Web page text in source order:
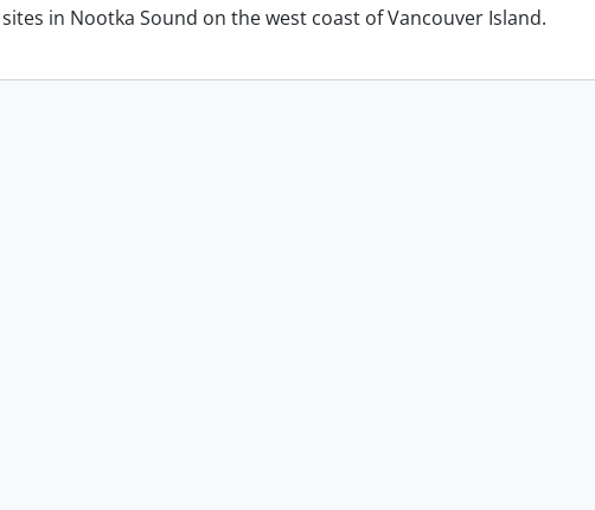
in Nootka Sound on the west coast of Vancouver Island.